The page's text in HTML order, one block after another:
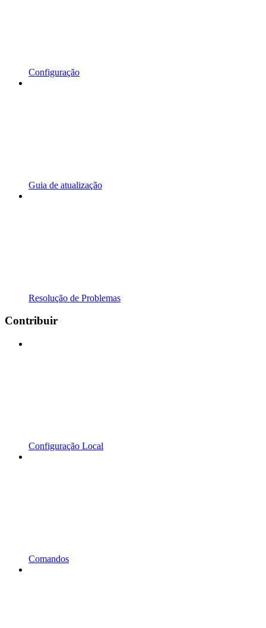
Configuração
Guia de atualização
Resolução de Problemas
Contribuir
Configuração Local
Comandos